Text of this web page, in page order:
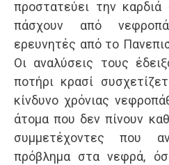
προστατεύει την
πάσχουν από
ερευνητές από το
Οι αναλύσεις τους
ποτήρι κρασί
κίνδυνο χρόνιας
άτομα που δεν πίνουν
συμμετέχοντες που
πρόβλημα στα νεφρά,